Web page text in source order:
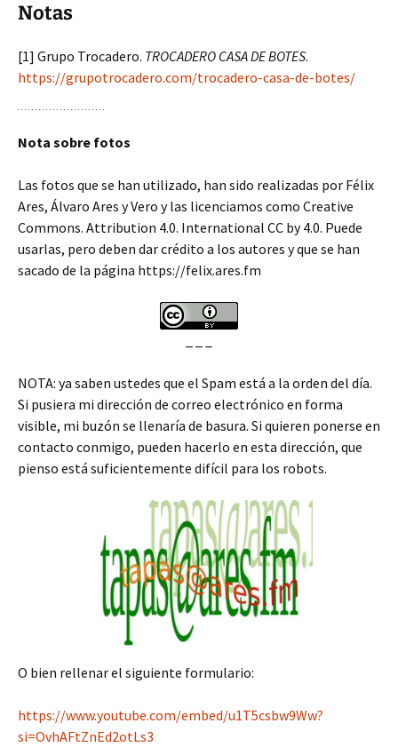
Notas
[1] Grupo Trocadero. TROCADERO CASA DE BOTES.
https://grupotrocadero.com/trocadero-casa-de-botes/
Nota sobre fotos
Las fotos que se han utilizado, han sido realizadas por Félix
Ares, Álvaro Ares y Vero y las licenciamos como Creative
Commons. Attribution 4.0. International CC by 4.0. Puede
usarlas, pero deben dar crédito a los autores y que se han
sacado de la página https://felix.ares.fm
NOTA: ya saben ustedes que el Spam está a la orden del día.
Si pusiera mi dirección de correo electrónico en forma
visible, mi buzón se llenaría de basura. Si quieren ponerse en
contacto conmigo, pueden hacerlo en esta dirección, que
pienso está suficientemente difícil para los robots.
O bien rellenar el siguiente formulario:
https://www.youtube.com/embed/u1T5csbw9Ww?
si=OvhAFtZnEd2otLs3